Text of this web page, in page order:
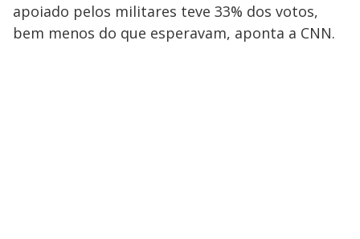
apoiado pelos militares teve 33% dos votos,
bem menos do que esperavam, aponta a CNN.